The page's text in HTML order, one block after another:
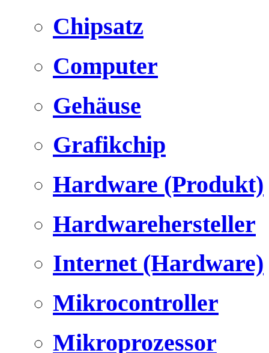
Chipsatz
Computer
Gehäuse
Grafikchip
Hardware (Produkt)
Hardwarehersteller
Internet (Hardware)
Mikrocontroller
Mikroprozessor